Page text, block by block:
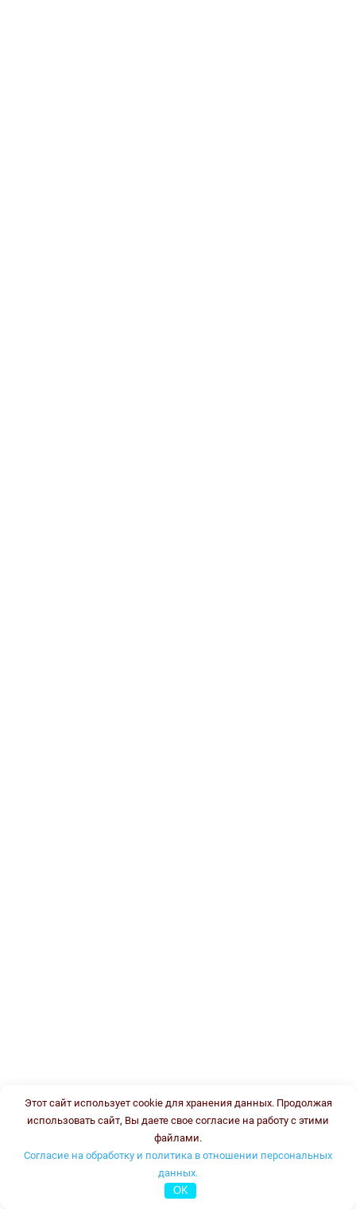
Этот сайт использует cookie для хранения данных. Продолжая
использовать сайт, Вы даете свое согласие на работу с этими
файлами.
Согласие на обработку и политика в отношении персональных
данных.
OK